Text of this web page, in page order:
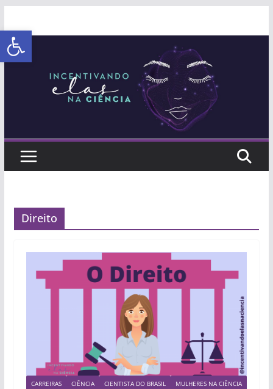
Abrir a barra de ferramentas
Direito
CARREIRAS CIÊNCIA CIENTISTA DO BRASIL MULHERES NA CIÊNCIA